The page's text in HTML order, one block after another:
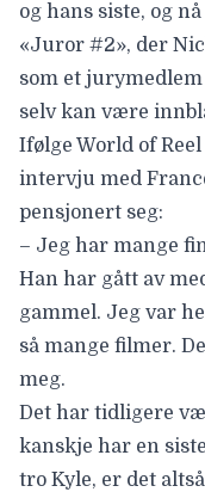
og hans siste, og
«Juror #2», der
som et
selv kan være
Ifølge World of
intervju med
pensjonert seg:
– Jeg har mange
Han har gått av
gammel. Jeg var
så mange filmer.
meg.
Det har tidligere
kanskje har en
tro Kyle, er det